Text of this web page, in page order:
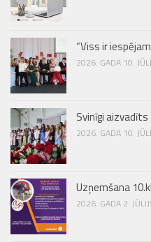
“Viss ir
2026. GADA 10.
Svinīgi
2026. GADA 10.
Uzņemšana
2026. GADA 2.